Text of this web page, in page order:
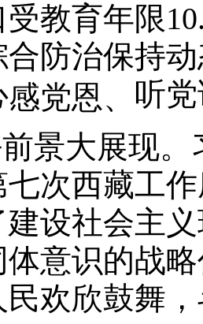
教育年限
合防治保持
感党恩、 听
景大展现
七次西藏工
建设社会主
意识的战
民欢欣鼓舞